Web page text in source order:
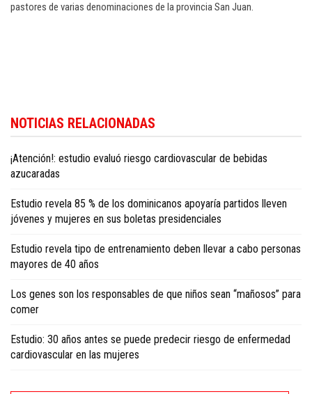
pastores de varias denominaciones de la provincia San Juan.
Republic news in English.
NOTICIAS RELACIONADAS
¡Atención!: estudio evaluó riesgo cardiovascular de bebidas
azucaradas
Estudio revela 85 % de los dominicanos apoyaría partidos lleven
jóvenes y mujeres en sus boletas presidenciales
Estudio revela tipo de entrenamiento deben llevar a cabo personas
mayores de 40 años
Los genes son los responsables de que niños sean “mañosos” para
comer
Estudio: 30 años antes se puede predecir riesgo de enfermedad
cardiovascular en las mujeres